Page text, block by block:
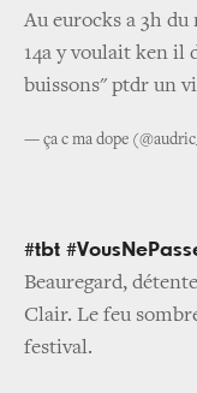
Au eurocks a 3h
14a y voulait ken il
buissons" ptdr un
— ça c ma dope
#tbt
Beauregard,
Clair. Le feu
festival.